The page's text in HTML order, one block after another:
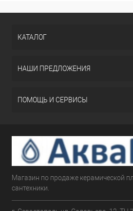
КАТАЛОГ
НАШИ ПРЕДЛОЖЕНИЯ
ПОМОЩЬ И СЕРВИСЫ
Магазин по продаже керамической
сантехники.